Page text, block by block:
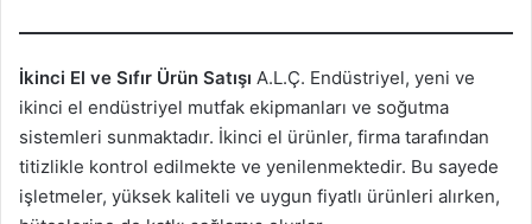
İkinci El ve Sıfır Ürün Satışı A.L.Ç. Endüstriyel, yeni ve
ikinci el endüstriyel mutfak ekipmanları ve soğutma
sistemleri sunmaktadır. İkinci el ürünler, firma tarafından
titizlikle kontrol edilmekte ve yenilenmektedir. Bu sayede
işletmeler, yüksek kaliteli ve uygun fiyatlı ürünleri alırken,